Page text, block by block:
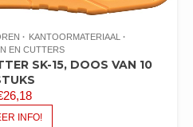
KANTOORMATERIAAL
EN CUTTERS
SK-15, DOOS VAN 10
26,18
INFO!